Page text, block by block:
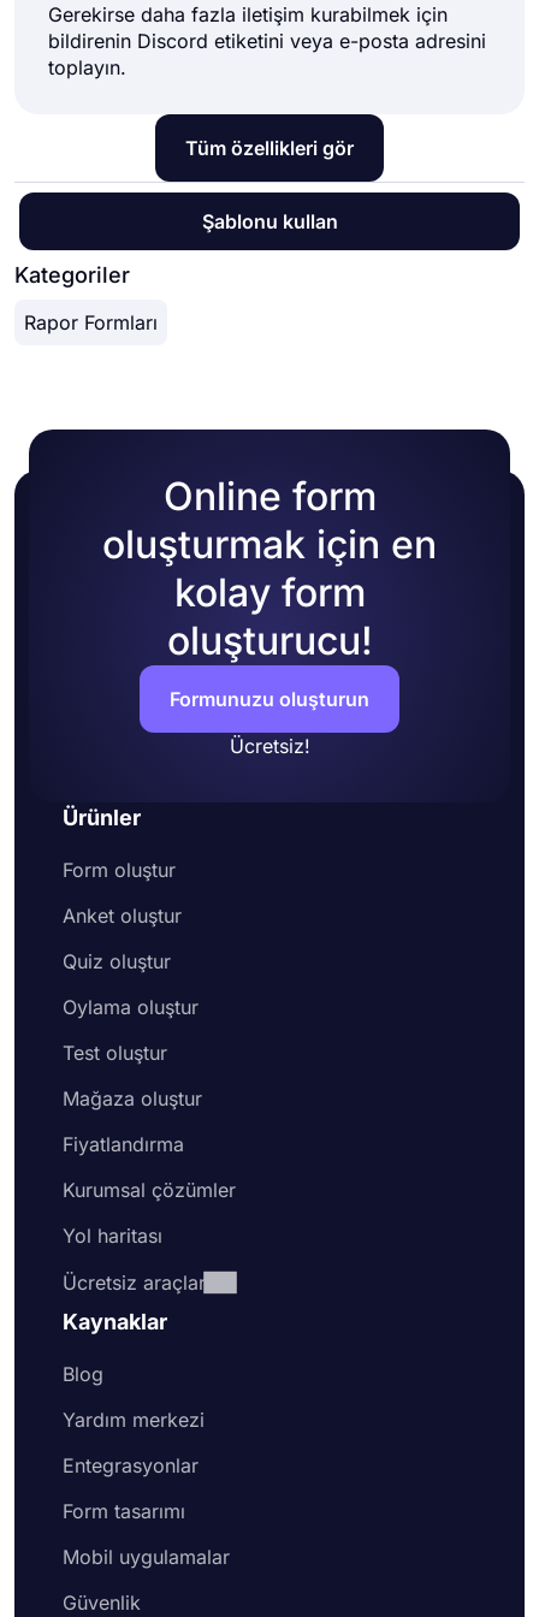
Gerekirse daha fazla iletişim kurabilmek için
bildirenin Discord etiketini veya e-posta adresini
toplayın.
Tüm özellikleri gör
Şablonu kullan
Kategoriler
Rapor Formları
Online form
oluşturmak için en
kolay form
oluşturucu!
Formunuzu oluşturun
Ücretsiz!
Ürünler
Form oluştur
Anket oluştur
Quiz oluştur
Oylama oluştur
Test oluştur
Mağaza oluştur
Fiyatlandırma
Kurumsal çözümler
Yol haritası
Ücretsiz araçlar
Kaynaklar
Blog
Yardım merkezi
Entegrasyonlar
Form tasarımı
Mobil uygulamalar
Güvenlik